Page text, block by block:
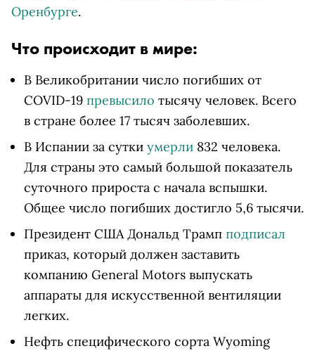
Оренбурге.
Что происходит в мире:
В Великобритании число погибших от
COVID-19 превысило тысячу человек. Всего
в стране более 17 тысяч заболевших.
В Испании за сутки умерли 832 человека.
Для страны это самый большой показатель
суточного прироста с начала вспышки.
Общее число погибших достигло 5,6 тысячи.
Президент США Дональд Трамп подписал
приказ, который должен заставить
компанию General Motors выпускать
аппараты для искусственной вентиляции
легких.
Нефть специфического сорта Wyoming